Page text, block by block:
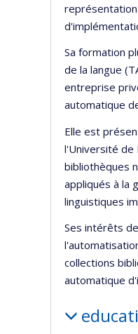
Sa formation
de la langue
entreprise
automatique
Elle est
l'Université de
bibliothèques
appliqués à la
linguistiques
Ses intérêts
collections
automatique